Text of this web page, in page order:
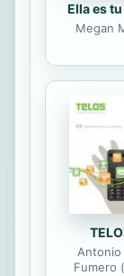
Ella es
Megan
Antonio
Fumero